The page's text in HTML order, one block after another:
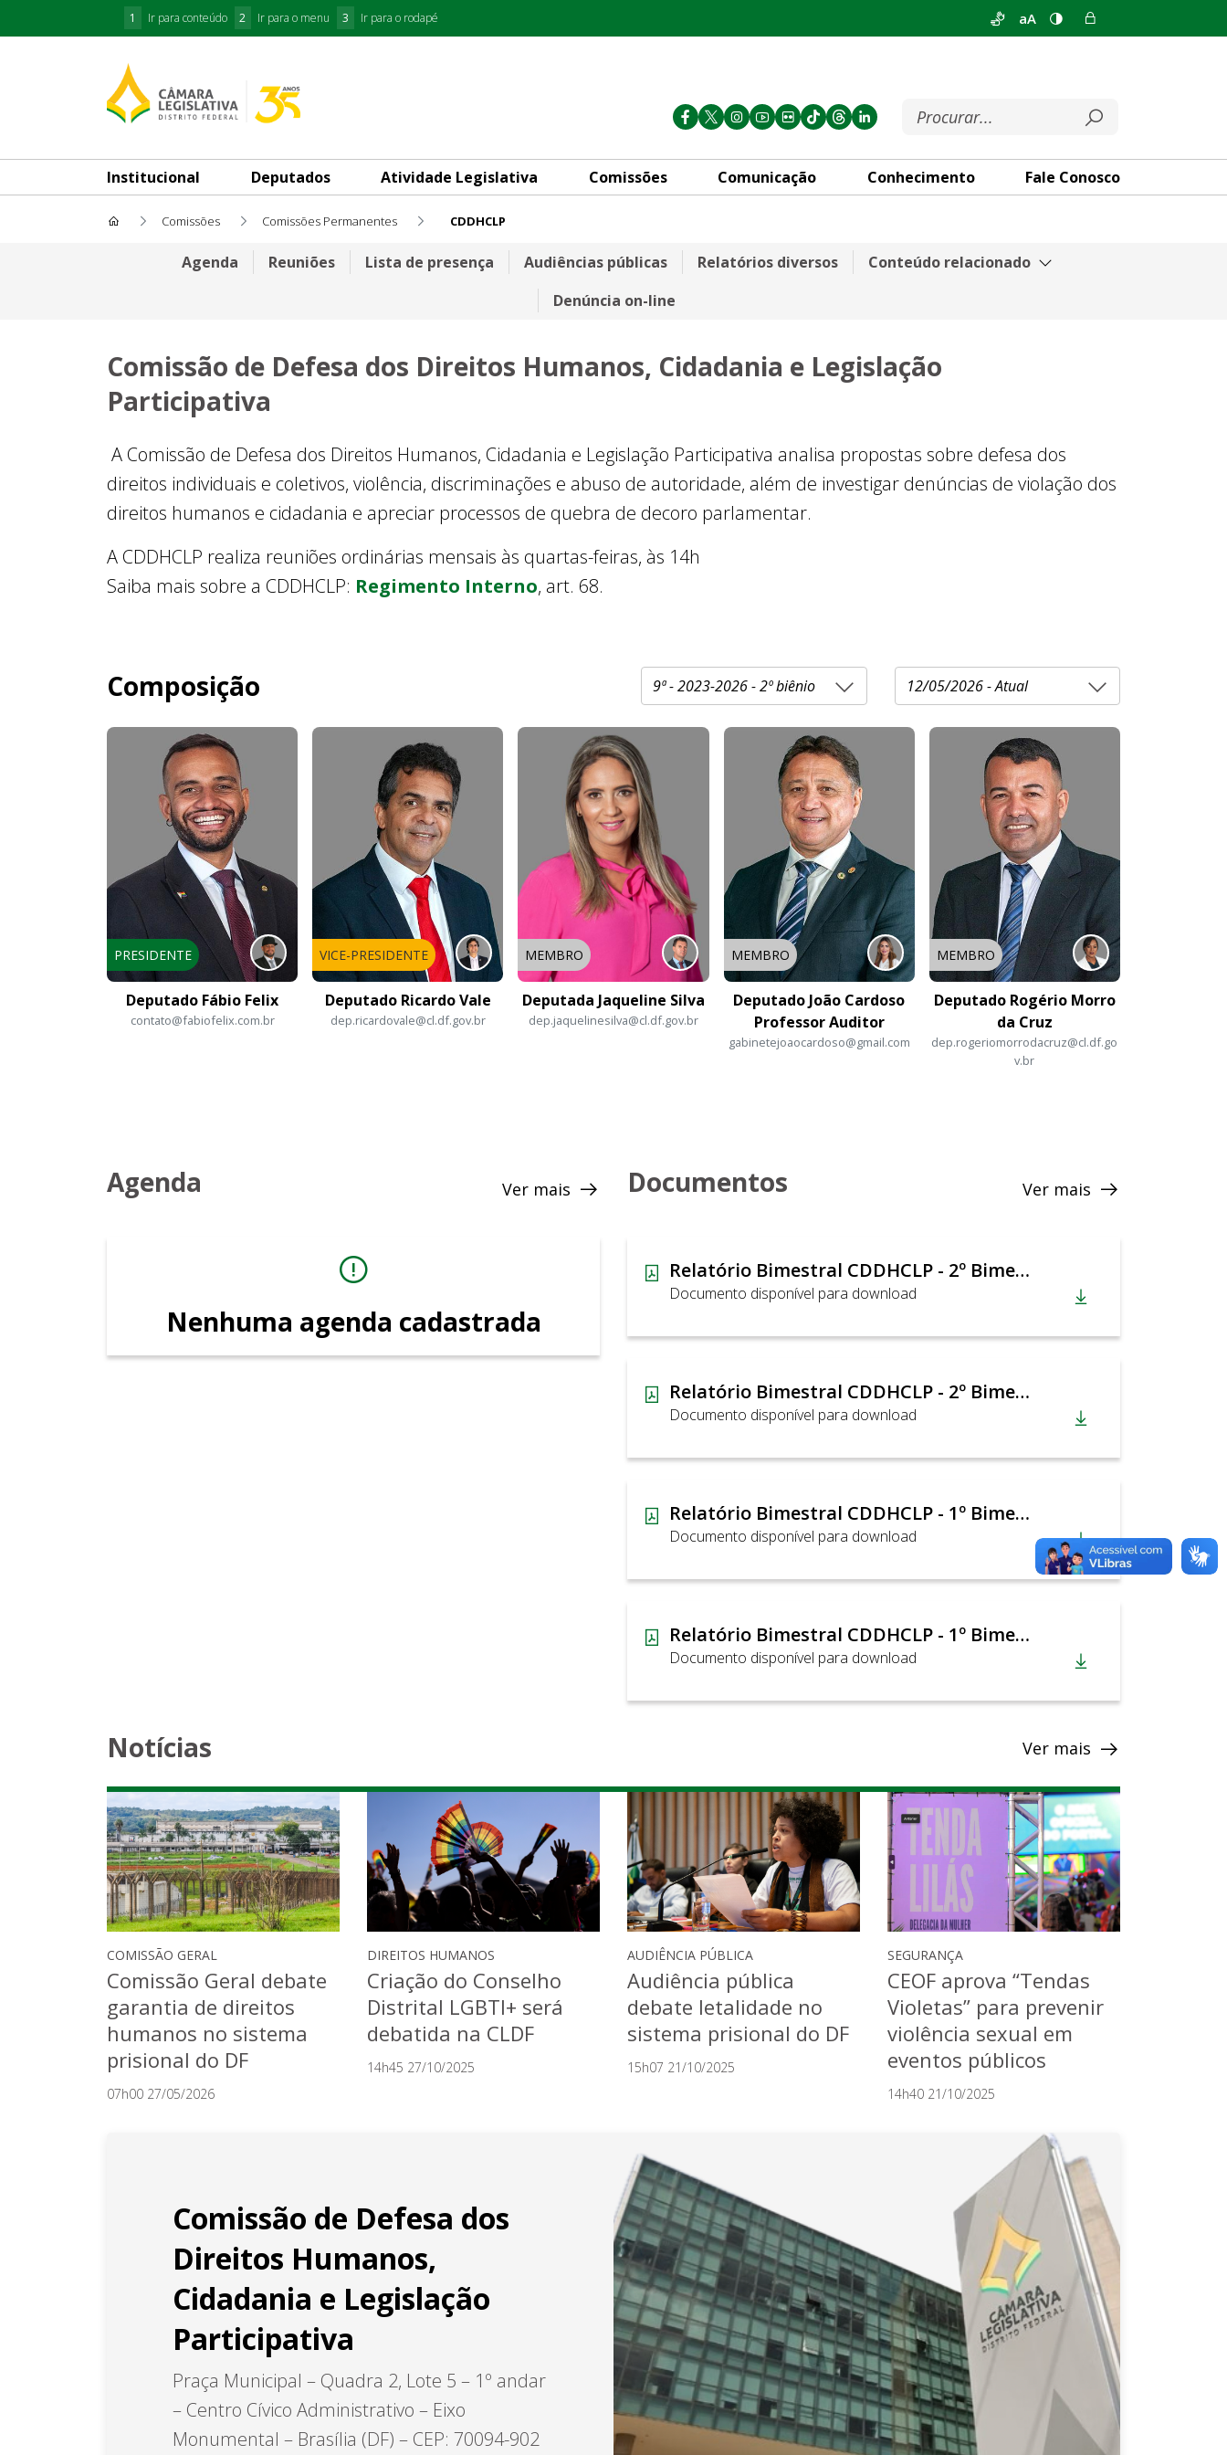
1 Ir para conteúdo 2 Ir para o menu 3 Ir para o rodapé aA
Institucional Deputados Atividade Legislativa Comissões Comunicação Conhecimento Fale Conosco
Comissões Comissões Permanentes CDDHCLP
Comissão de Defesa dos Direitos Humanos, Cidadania e Legislação Participativa
Agenda Reuniões Lista de presença Audiências públicas Relatórios diversos
Conteúdo relacionado
Denúncia on-line
Comissão de Defesa dos Direitos Humanos, Cidadania e Legislação
Participativa
A Comissão de Defesa dos Direitos Humanos, Cidadania e Legislação Participativa analisa propostas sobre defesa dos
direitos individuais e coletivos, violência, discriminações e abuso de autoridade, além de investigar denúncias de violação dos
direitos humanos e cidadania e apreciar processos de quebra de decoro parlamentar.
A CDDHCLP realiza reuniões ordinárias mensais às quartas-feiras, às 14h
Saiba mais sobre a CDDHCLP: Regimento Interno, art. 68.
Composição
PRESIDENTE
Deputado Fábio Felix
contato@fabiofelix.com.br
VICE-PRESIDENTE
Deputado Ricardo Vale
dep.ricardovale@cl.df.gov.br
MEMBRO
Deputada Jaqueline Silva
dep.jaquelinesilva@cl.df.gov.br
MEMBRO
Deputado João Cardoso
Professor Auditor
gabinetejoaocardoso@gmail.com
MEMBRO
Deputado Rogério Morro
da Cruz
dep.rogeriomorrodacruz@cl.df.go
v.br
Agenda Ver mais
Nenhuma agenda cadastrada
Documentos Ver mais
Relatório Bimestral CDDHCLP - 2º Bimestre_2026
Documento disponível para download
Relatório Bimestral CDDHCLP - 2º Bimestre_2026
Documento disponível para download
Relatório Bimestral CDDHCLP - 1º Bimestre 2026
Documento disponível para download
Relatório Bimestral CDDHCLP - 1º Bimestre 2026
Documento disponível para download
Notícias Ver mais
COMISSÃO GERAL
Comissão Geral debate
garantia de direitos
humanos no sistema
prisional do DF
07h00 27/05/2026
DIREITOS HUMANOS
Criação do Conselho
Distrital LGBTI+ será
debatida na CLDF
14h45 27/10/2025
AUDIÊNCIA PÚBLICA
Audiência pública
debate letalidade no
sistema prisional do DF
15h07 21/10/2025
SEGURANÇA
CEOF aprova “Tendas
Violetas” para prevenir
violência sexual em
eventos públicos
14h40 21/10/2025
Comissão de Defesa dos
Direitos Humanos,
Cidadania e Legislação
Participativa
Praça Municipal – Quadra 2, Lote 5 – 1º andar
– Centro Cívico Administrativo – Eixo
Monumental – Brasília (DF) – CEP: 70094-902